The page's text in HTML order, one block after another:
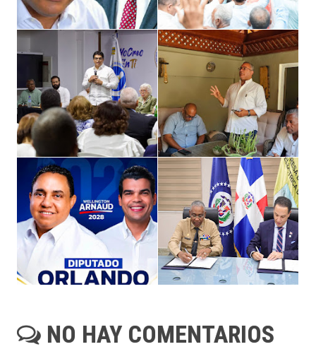
NO HAY COMENTARIOS